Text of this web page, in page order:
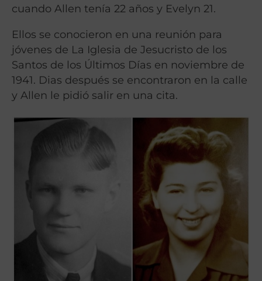
cuando Allen tenía 22 años y Evelyn 21.
Ellos se conocieron en una reunión para
jóvenes de La Iglesia de Jesucristo de los
Santos de los Últimos Días en noviembre de
1941. Dias después se encontraron en la calle
y Allen le pidió salir en una cita.